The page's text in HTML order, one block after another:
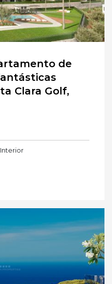
de
Clara Golf,
Interior